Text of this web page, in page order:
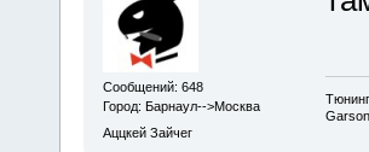
Сообщений: 648
Город: Барнаул-->Москва
Аццкей Зайчег